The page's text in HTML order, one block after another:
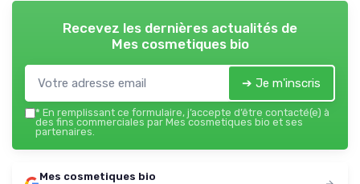
Recevez les dernières actualités de
Mes cosmetiques bio
➔ Je m'inscris
* En remplissant ce formulaire, j’accepte d’être contacté(e) à
des fins commerciales par Mes cosmetiques bio et ses
partenaires.
Mes cosmetiques bio